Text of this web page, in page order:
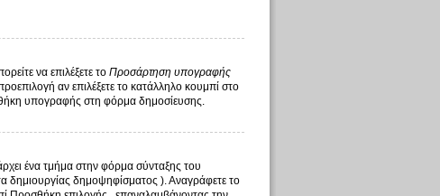
να επιλέξετε το Προσάρτηση υπογραφής
αν επιλέξετε το κατάλληλο κουμπί στο
υπογραφής στη φόρμα δημοσίευσης.
ένα τμήμα στην φόρμα σύνταξης του
δημιουργίας δημοψηφίσματος ). Αναγράφετε το